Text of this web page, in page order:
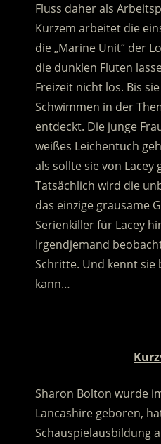
Fluss daher als
Kurzem arbeitet die
die „Marine Unit“ der
die dunklen Fluten
Freizeit nicht los. Bis
Schwimmen in der
entdeckt. Die junge
weißes Leichentuch
als sollte sie von Lacey
Tatsächlich wird die
das einzige grausame
Serienkiller für Lacey
Irgendjemand
Schritte. Und kennt sie
kann…
Sharon Bolton wurde
Lancashire geboren,
Schauspielausbildung